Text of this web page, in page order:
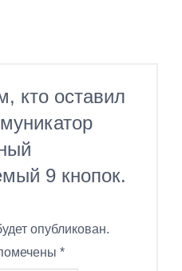
кто оставил
9 кнопок.
опубликован.
*